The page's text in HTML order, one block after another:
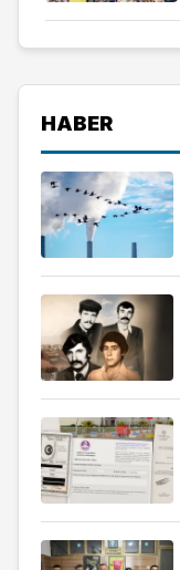
HABER